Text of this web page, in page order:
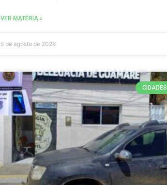
VER MATÉRIA »
5 de agosto de 2026
CIDADES